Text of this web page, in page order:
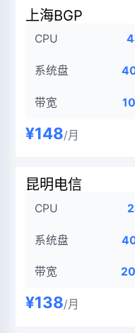
上海BGP
CPU
系统盘
带宽
¥148/月
昆明电信
CPU
系统盘
带宽
¥138/月